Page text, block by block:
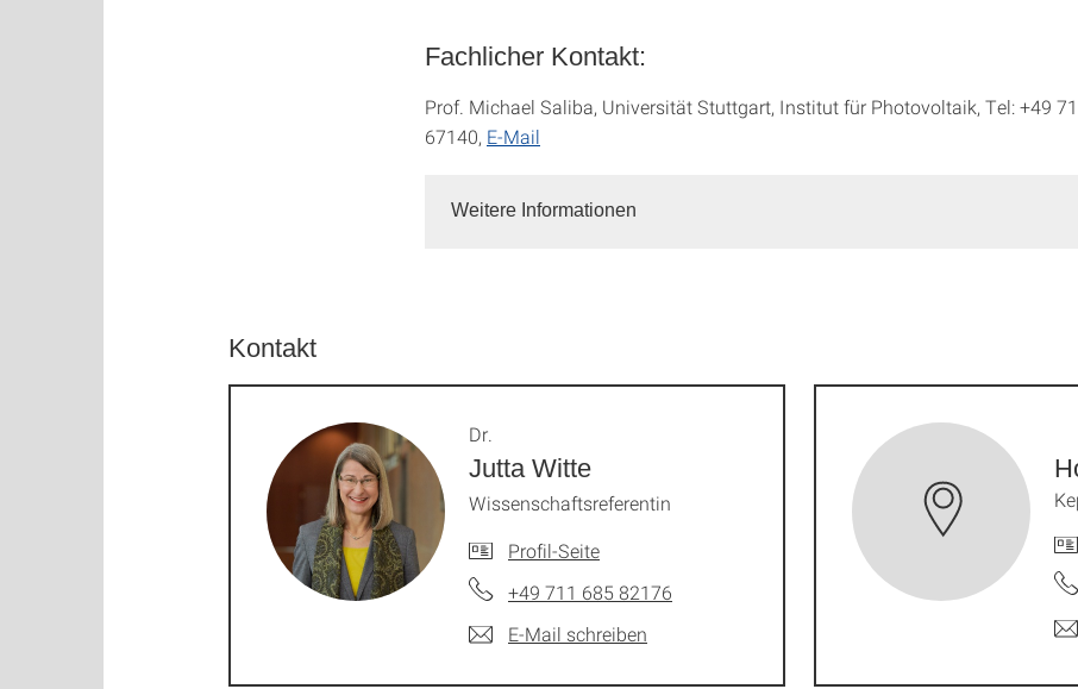
Fachlicher Kontakt:
Prof. Michael Saliba, Universität Stuttgart, Institut für Photovoltaik, Tel: +49
67140, E-Mail
Weitere Informationen
Kontakt
Jutta Witte
Dr.
Wissenschaftsreferentin
Profil-Seite
+49 711 685 82176
E-Mail schreiben